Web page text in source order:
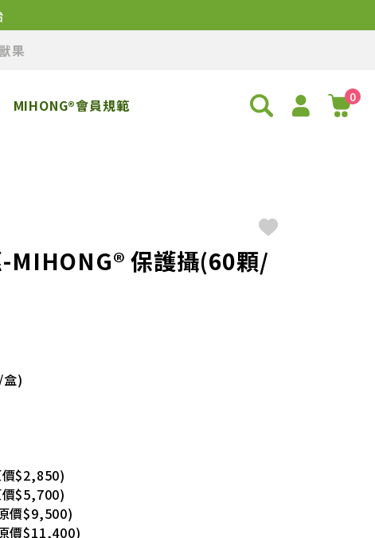
果
MIHONG®會員規範 0
MIHONG® 保護攝(60顆/
)
$2,850)
$5,700)
價$9,500)
價$11,400)